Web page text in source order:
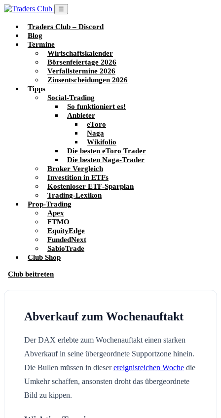
☰
Traders Club – Discord
Blog
Termine
Wirtschaftskalender
Börsenfeiertage 2026
Verfallstermine 2026
Zinsentscheidungen 2026
Tipps
Social-Trading
So funktioniert es!
Anbieter
eToro
Naga
Wikifolio
Die besten eToro Trader
Die besten Naga-Trader
Broker Vergleich
Investition in ETFs
Kostenloser ETF-Sparplan
Trading-Lexikon
Prop-Trading
Apex
FTMO
EquityEdge
FundedNext
SabioTrade
Club Shop
Club beitreten
Abverkauf zum Wochenauftakt
Der DAX erlebte zum Wochenauftakt einen starken
Abverkauf in seine übergeordnete Supportzone hinein.
Die Bullen müssen in dieserereignisreichen Woche die
Umkehr schaffen, ansonsten droht das übergeordnete
Bild zu kippen.